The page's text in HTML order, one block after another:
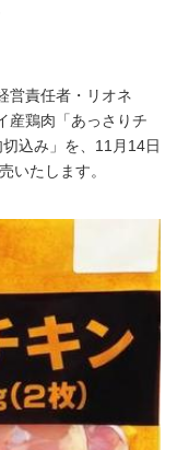
営責任者・リオネ
産鶏肉「あっさりチ
込み」を、11月14日
いたします。